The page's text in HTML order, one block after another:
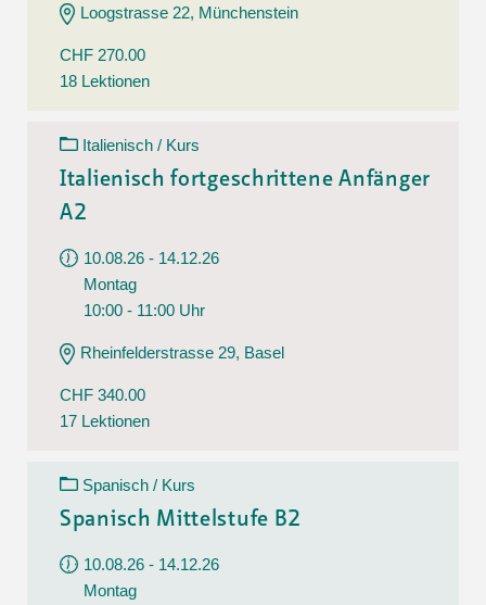
Loogstrasse 22, Münchenstein
CHF 270.00
18 Lektionen
Italienisch / Kurs
Italienisch fortgeschrittene Anfänger
A2
10.08.26 - 14.12.26
Montag
10:00 - 11:00 Uhr
Rheinfelderstrasse 29, Basel
CHF 340.00
17 Lektionen
Spanisch / Kurs
Spanisch Mittelstufe B2
10.08.26 - 14.12.26
Montag